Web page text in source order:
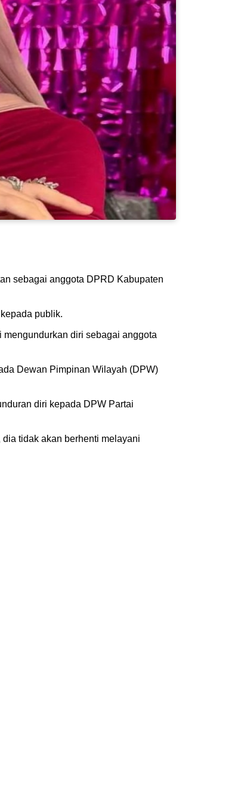
sebagai anggota DPRD Kabupaten
publik.
diri sebagai anggota
Dewan Pimpinan Wilayah (DPW)
diri kepada DPW Partai
tidak akan berhenti melayani